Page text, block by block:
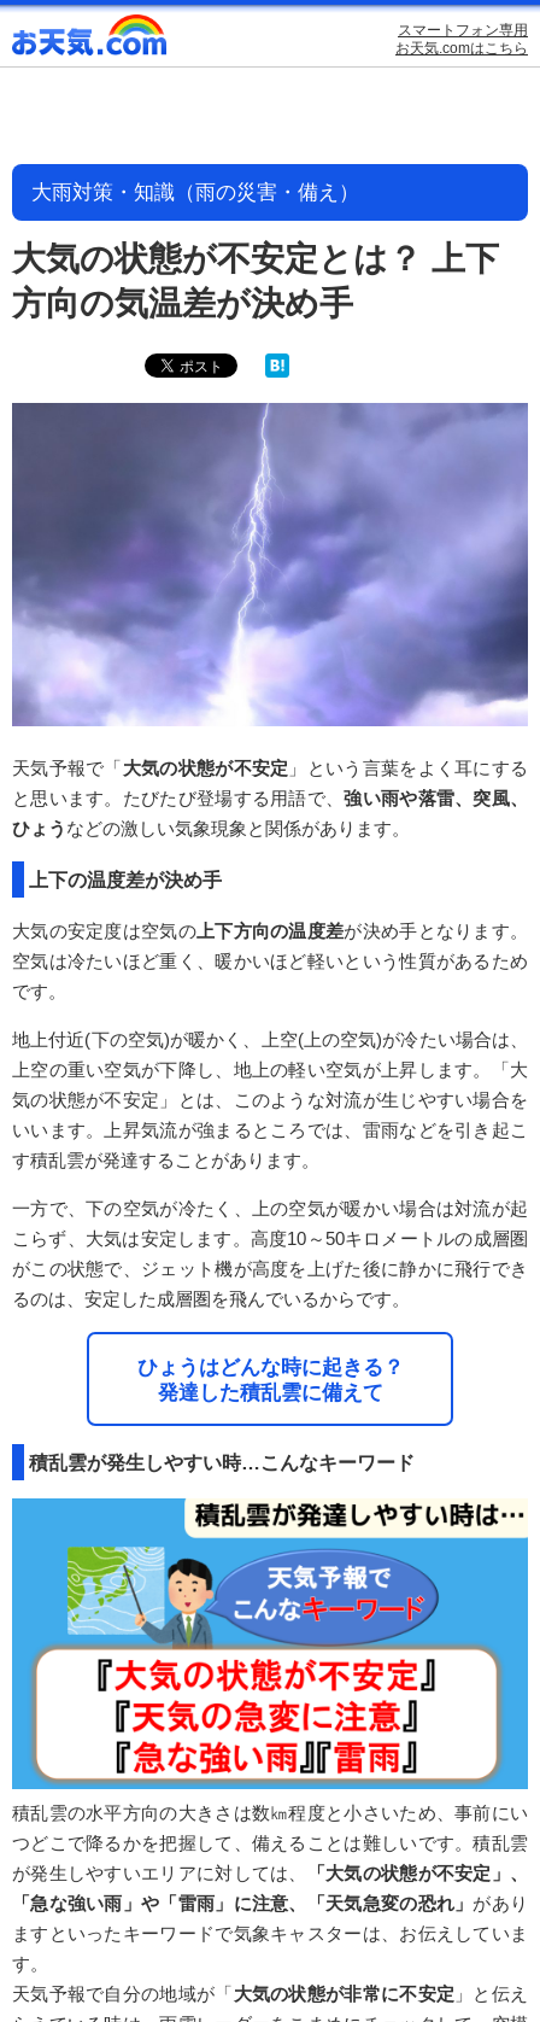
スマートフォン専用
お天気.comはこちら
大雨対策・知識（雨の災害・備え）
大気の状態が不安定とは？ 上下
方向の気温差が決め手
天気予報で「大気の状態が不安定 」という言葉をよく耳にする
と思います。たびたび登場する用語で、強い雨や落雷、突風、
ひょう などの激しい気象現象と関係があります。
上下の温度差が決め手
大気の安定度は空気の上下方向の温度差が決め手となります。
空気は冷たいほど重く、暖かいほど軽いという性質があるため
です。
地上付近(下の空気)が暖かく、上空(上の空気)が冷たい場合は、
上空の重い空気が下降し、地上の軽い空気が上昇します。「大
気の状態が不安定」とは、このような対流が生じやすい場合を
いいます。上昇気流が強まるところでは、雷雨などを引き起こ
す積乱雲が発達することがあります。
一方で、下の空気が冷たく、上の空気が暖かい場合は対流が起
こらず、大気は安定します。高度10～50キロメートルの成層圏
がこの状態で、ジェット機が高度を上げた後に静かに飛行でき
るのは、安定した成層圏を飛んでいるからです。
ひょうはどんな時に起きる？
発達した積乱雲に備えて
積乱雲が発生しやすい時…こんなキーワード
積乱雲の水平方向の大きさは数㎞程度と小さいため、事前にい
つどこで降るかを把握して、備えることは難しいです。積乱雲
が発生しやすいエリアに対しては、
「大気の状態が不安定」、
「急な強い雨」や「雷雨」に注意、「天気急変の恐れ」 があり
ますといったキーワードで気象キャスターは、お伝えしていま
す。
天気予報で自分の地域が「大気の状態が非常に不安定 」と伝え